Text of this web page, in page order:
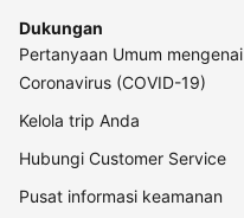
Dukungan
Pertanyaan Umum mengenai
Coronavirus (COVID-19)
Kelola trip Anda
Hubungi Customer Service
Pusat informasi keamanan